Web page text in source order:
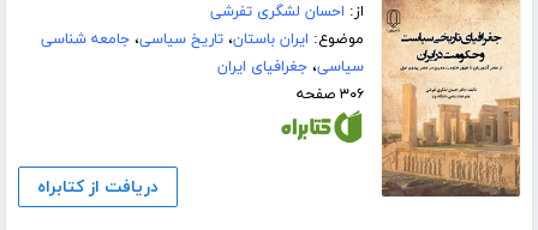
از: احسان لشگری تفرشی
موضوع: ایران باستان،تاریخ سیاسی،جامعه شناسی
سیاسی،جغرافیای ایران
۳۰۶ صفحه
دریافت از کتابراه